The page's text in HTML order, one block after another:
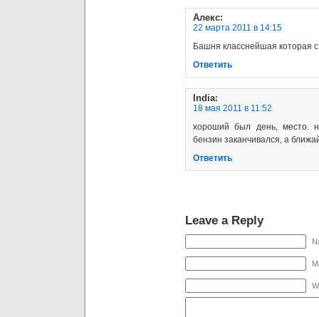
Алекс:
22 марта 2011 в 14:15
Башня класснейшая которая
Ответить
India:
18 мая 2011 в 11:52
хороший был день, место.
бензин заканчивался, а
Ответить
Leave a Reply